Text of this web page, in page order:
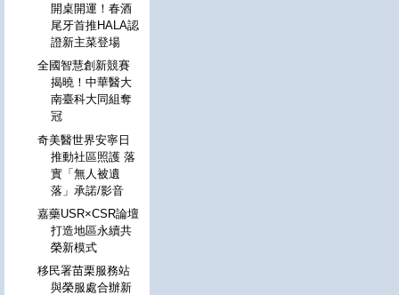
開桌開運！春酒
尾牙首推HALA認
證新主菜登場
全國智慧創新競賽
揭曉！中華醫大
南臺科大同組奪
冠
奇美醫世界安寧日
推動社區照護 落
實「無人被遺
落」承諾/影音
嘉藥USR×CSR論壇
打造地區永續共
榮新模式
移民署苗栗服務站
與榮服處合辦新